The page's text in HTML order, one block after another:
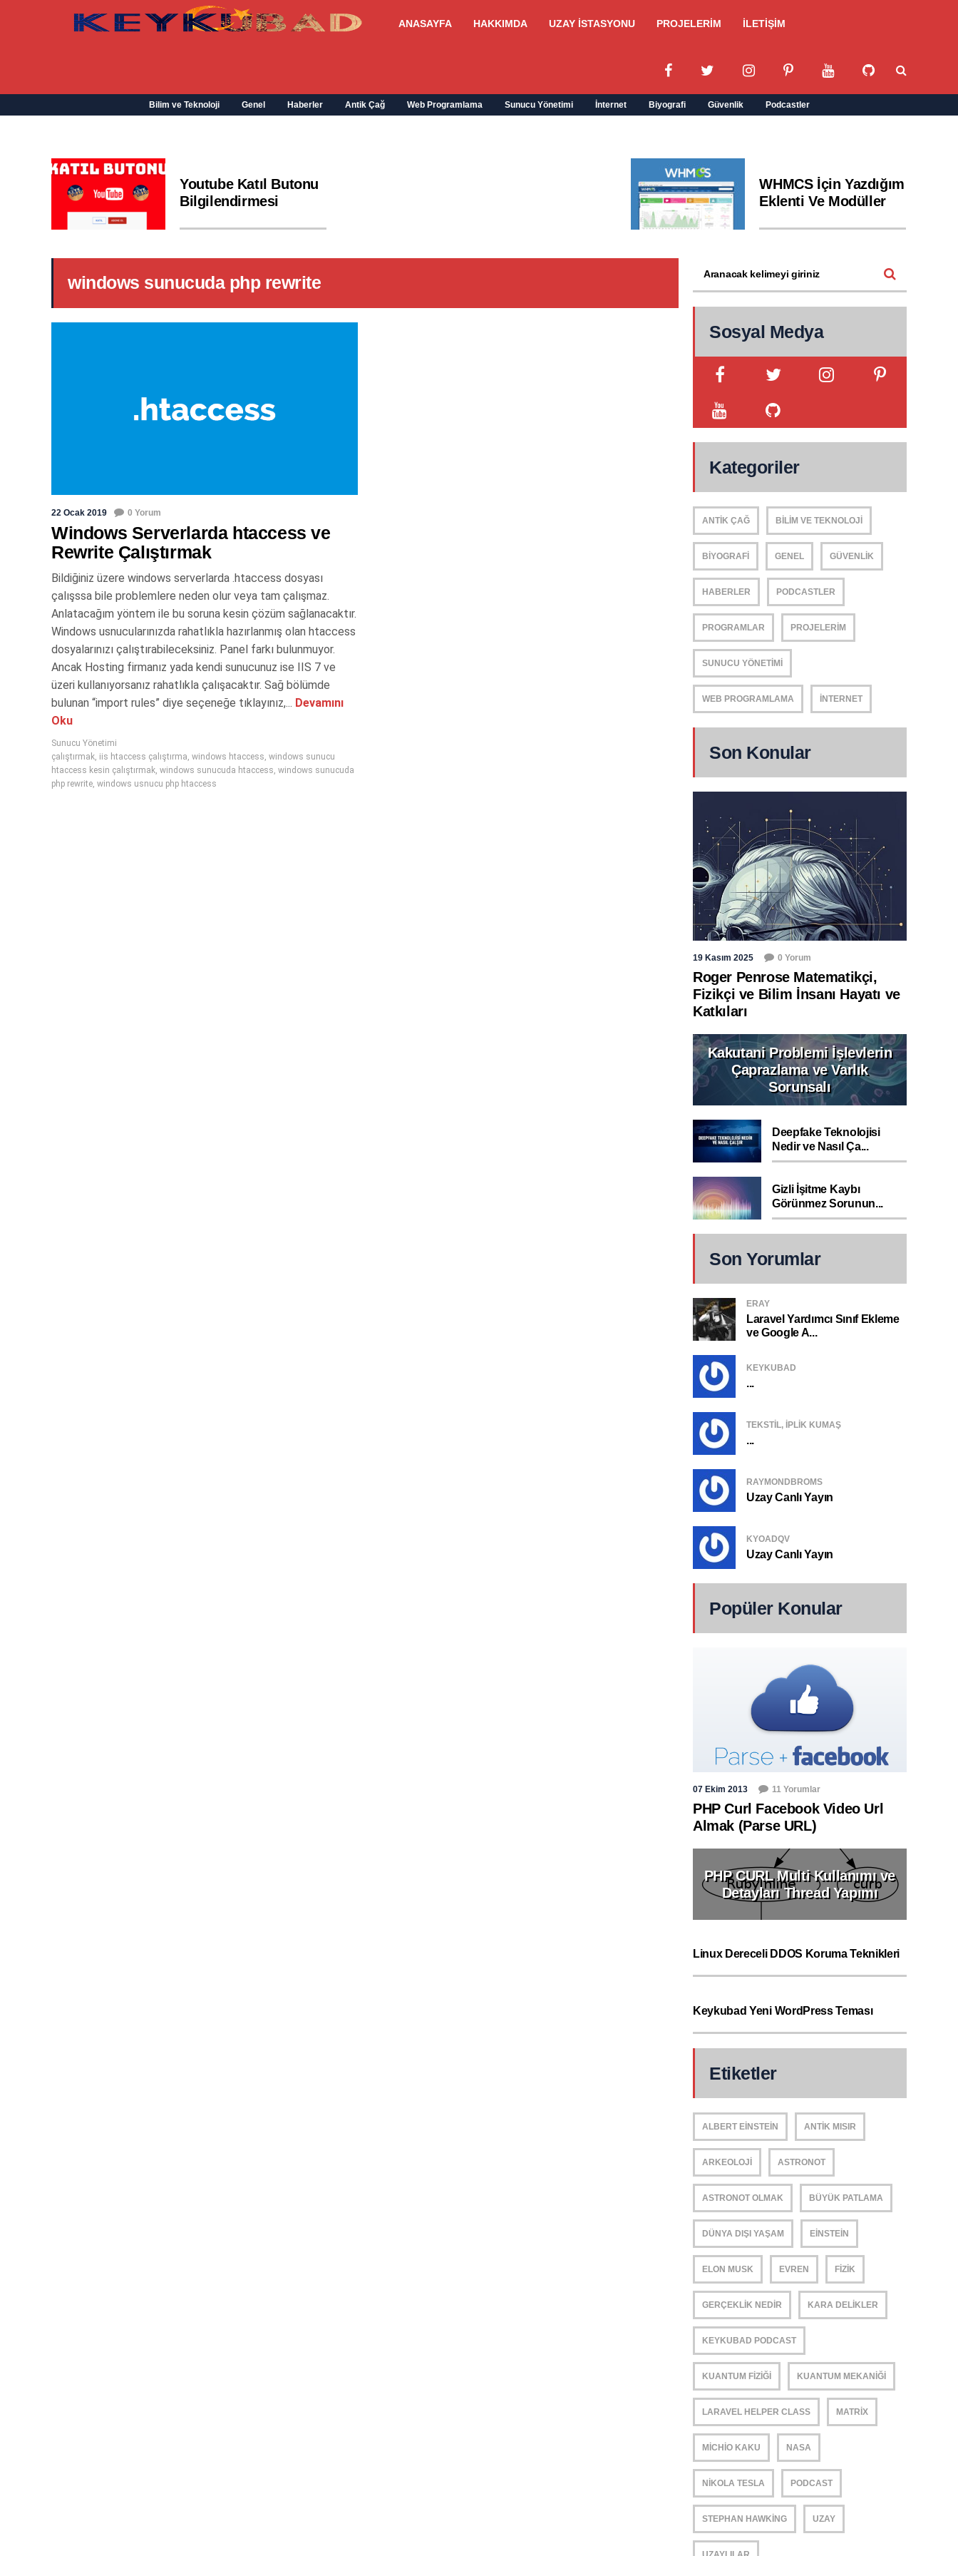
ANASAYFA HAKKIMDA UZAY İSTASYONU PROJELERİM İLETİŞİM
Bilim ve Teknoloji Genel Haberler Antik Çağ Web Programlama Sunucu Yönetimi İnternet Biyografi Güvenlik Podcastler
Youtube Katıl Butonu
Bilgilendirmesi
WHMCS İçin Yazdığım
Eklenti Ve Modüller
windows sunucuda php rewrite
22 Ocak 2019 0 Yorum
Windows Serverlarda htaccess ve
Rewrite Çalıştırmak
Bildiğiniz üzere windows serverlarda .htaccess dosyası
çalışssa bile problemlere neden olur veya tam çalışmaz.
Anlatacağım yöntem ile bu soruna kesin çözüm sağlanacaktır.
Windows usnucularınızda rahatlıkla hazırlanmış olan htaccess
dosyalarınızı çalıştırabileceksiniz. Panel farkı bulunmuyor.
Ancak Hosting firmanız yada kendi sunucunuz ise IIS 7 ve
üzeri kullanıyorsanız rahatlıkla çalışacaktır. Sağ bölümde
bulunan “import rules” diye seçeneğe tıklayınız,... Devamını
Oku
Sunucu Yönetimi
çalıştırmak, iis htaccess çalıştırma, windows htaccess, windows sunucu
htaccess kesin çalıştırmak, windows sunucuda htaccess, windows sunucuda
php rewrite, windows usnucu php htaccess
Sosyal Medya
Kategoriler
ANTIK ÇAĞ BILIM VE TEKNOLOJI
BIYOGRAFI GENEL GÜVENLIK
HABERLER PODCASTLER
PROGRAMLAR PROJELERIM
SUNUCU YÖNETIMI
WEB PROGRAMLAMA İNTERNET
Son Konular
19 Kasım 2025 0 Yorum
Roger Penrose Matematikçi,
Fizikçi ve Bilim İnsanı Hayatı ve
Katkıları
Kakutani Problemi İşlevlerin
Çaprazlama ve Varlık
Sorunsalı
Deepfake Teknolojisi
Nedir ve Nasıl Ça...
Gizli İşitme Kaybı
Görünmez Sorunun...
Son Yorumlar
ERAY
Laravel Yardımcı Sınıf Ekleme
ve Google A...
KEYKUBAD
...
TEKSTIL, IPLIK KUMAŞ
...
RAYMONDBROMS
Uzay Canlı Yayın
KYOADQV
Uzay Canlı Yayın
Popüler Konular
07 Ekim 2013 11 Yorumlar
PHP Curl Facebook Video Url
Almak (Parse URL)
PHP CURL Multi Kullanımı ve
Detayları Thread Yapımı
Linux Dereceli DDOS Koruma Teknikleri
Keykubad Yeni WordPress Teması
Etiketler
ALBERT EINSTEIN ANTIK MISIR
ARKEOLOJI ASTRONOT
ASTRONOT OLMAK BÜYÜK PATLAMA
DÜNYA DIŞI YAŞAM EINSTEIN
ELON MUSK EVREN FIZIK
GERÇEKLIK NEDIR KARA DELIKLER
KEYKUBAD PODCAST
KUANTUM FIZIĞI KUANTUM MEKANIĞI
LARAVEL HELPER CLASS MATRIX
MICHIO KAKU NASA
NIKOLA TESLA PODCAST
STEPHAN HAWKING UZAY